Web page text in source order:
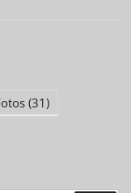
(31)